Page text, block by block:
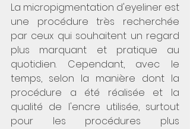
La micropigmentation d'eyeliner est
une procédure très recherchée
par ceux qui souhaitent un regard
plus marquant et pratique au
quotidien. Cependant, avec le
temps, selon la manière dont la
procédure a été réalisée et la
qualité de l'encre utilisée, surtout
pour les procédures plus